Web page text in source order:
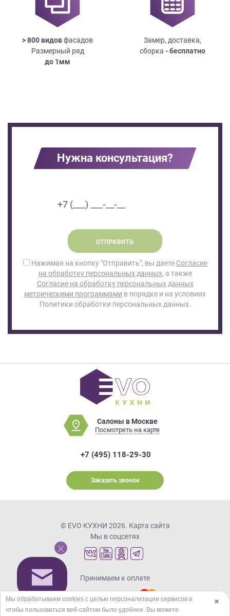
> 800 видовфасадов
Размерный ряд
до 1мм
Замер, доставка,
сборка - бесплатно
Нужна консультация?
ОТПРАВИТЬ
Нажимая на кнопку "Отправить", вы даете Согласие
на обработку персональных данных, а также
Согласие на обработку персональных данных
метрическими программами в порядке и на условиях
Политики обработки персональных данных.
Салоны в Москве
Посмотреть на карте
+7 (495) 118-29-30
Заказать звонок
© EVO КУХНИ 2026. Карта сайта
Мы в соцсетях
Принимаем к оплате
✖
Мы обрабатываем cookies с целью персонализации сервисов и
чтобы пользоваться веб-сайтом было удобнее. Вы можете